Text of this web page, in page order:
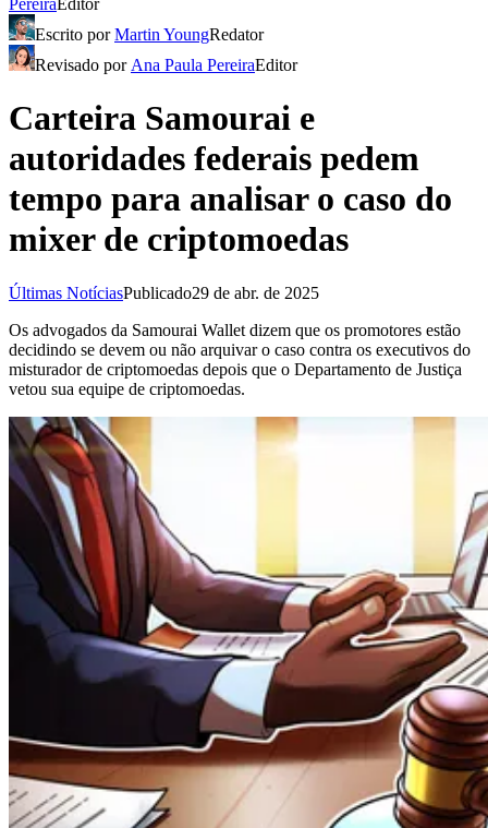
PereiraEditor
Escrito porMartin YoungRedator
Revisado por Ana Paula PereiraEditor
Carteira Samourai e
autoridades federais pedem
tempo para analisar o caso do
mixer de criptomoedas
Últimas NotíciasPublicado29 de abr. de 2025
Os advogados da Samourai Wallet dizem que os promotores estão
decidindo se devem ou não arquivar o caso contra os executivos do
misturador de criptomoedas depois que o Departamento de Justiça
vetou sua equipe de criptomoedas.